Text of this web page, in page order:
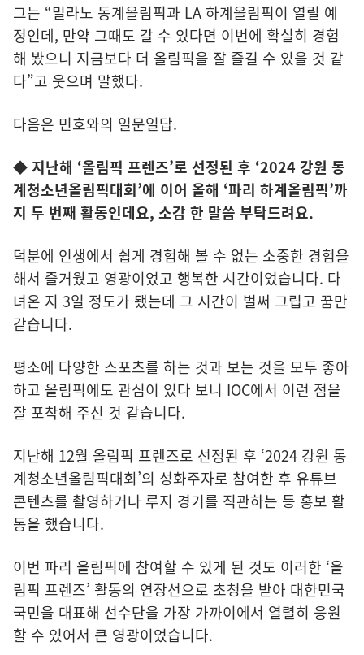
그는 “밀라노 동계올림픽과 LA 하계올림픽이 열릴 예
정인데, 만약 그때도 갈 수 있다면 이번에 확실히 경험
해 봤으니 지금보다 더 올림픽을 잘 즐길 수 있을 것 같
다”고 웃으며 말했다.
다음은 민호와의 일문일답.
◆ 지난해 ‘올림픽 프렌즈’로 선정된 후 ‘2024 강원 동
계청소년올림픽대회’에 이어 올해 ‘파리 하계올림픽’까
지 두 번째 활동인데요, 소감 한 말씀 부탁드려요.
덕분에 인생에서 쉽게 경험해 볼 수 없는 소중한 경험을
해서 즐거웠고 영광이었고 행복한 시간이었습니다. 다
녀온 지 3일 정도가 됐는데 그 시간이 벌써 그립고 꿈만
같습니다.
평소에 다양한 스포츠를 하는 것과 보는 것을 모두 좋아
하고 올림픽에도 관심이 있다 보니 IOC에서 이런 점을
잘 포착해 주신 것 같습니다.
지난해 12월 올림픽 프렌즈로 선정된 후 ‘2024 강원 동
계청소년올림픽대회’의 성화주자로 참여한 후 유튜브
콘텐츠를 촬영하거나 루지 경기를 직관하는 등 홍보 활
동을 했습니다.
이번 파리 올림픽에 참여할 수 있게 된 것도 이러한 ‘올
림픽 프렌즈’ 활동의 연장선으로 초청을 받아 대한민국
국민을 대표해 선수단을 가장 가까이에서 열렬히 응원
할 수 있어서 큰 영광이었습니다.